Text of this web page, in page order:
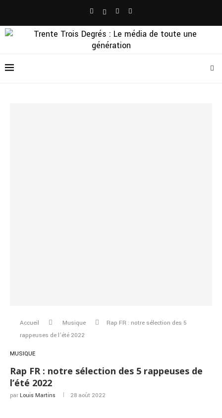
Accueil Musique
Rap FR : notre sélection des 5
rappeuses de l’été 2022
MUSIQUE
Rap FR : notre sélection des 5 rappeuses de
l’été 2022
par Louis Martins 28 août 2022